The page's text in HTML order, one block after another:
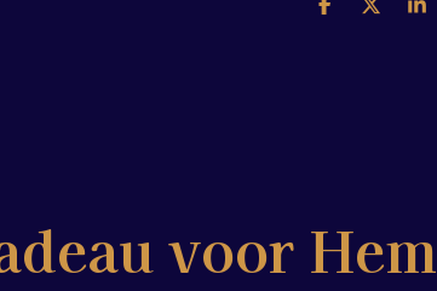
D
D
S
voor Hem